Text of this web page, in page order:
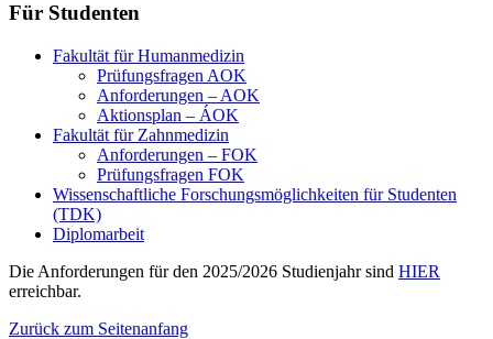
Für Studenten
Fakultät für Humanmedizin
Prüfungsfragen AOK
Anforderungen – AOK
Aktionsplan – ÁOK
Fakultät für Zahnmedizin
Anforderungen – FOK
Prüfungsfragen FOK
Wissenschaftliche Forschungsmöglichkeiten für Studenten
(TDK)
Diplomarbeit
Die Anforderungen für den 2025/2026 Studienjahr sind HIER
erreichbar.
Zurück zum Seitenanfang